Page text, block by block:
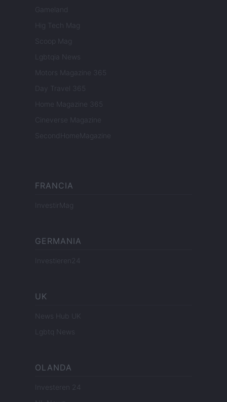
Gameland
Hig Tech Mag
Scoop Mag
Lgbtqia News
Motors Magazine 365
Day Travel 365
Home Magazine 365
Cineverse Magazine
SecondHomeMagazine
FRANCIA
InvestirMag
GERMANIA
Investieren24
UK
News Hub UK
Lgbtq News
OLANDA
Investeren 24